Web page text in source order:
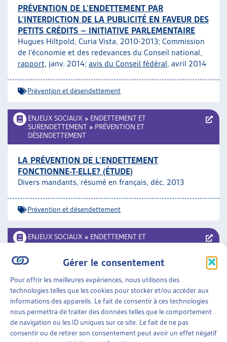
Gérer le consentement
Pour offrir les meilleures expériences, nous utilisons des
technologies telles que les cookies pour stocker et/ou accéder aux
informations des appareils. Le fait de consentir à ces technologies
nous permettra de traiter des données telles que le comportement
de navigation ou les ID uniques sur ce site. Le fait de ne pas
consentir ou de retirer son consentement peut avoir un effet négatif
PRÉVENTION DE L’ENDETTEMENT PAR
L’INTERDICTION DE LA PUBLICITÉ EN FAVEUR DES
PETITS CRÉDITS – INITIATIVE PARLEMENTAIRE
Hugues Hiltpold, Curia Vista, 2010-2013; Commission
de l’économie et des redevances du Conseil national,
rapport, janv. 2014; avis du Conseil fédéral, avril 2014
Prévention et désendettement
ENJEUX SOCIAUX » ENDETTEMENT ET
SURENDETTEMENT » PRÉVENTION ET
DÉSENDETTEMENT
LA PRÉVENTION DE L’ENDETTEMENT
FONCTIONNE-T-ELLE? (ÉTUDE)
Divers mandants, résumé en français, déc. 2013
Prévention et désendettement
ENJEUX SOCIAUX » ENDETTEMENT ET
SURENDETTEMENT»PROGRAMMES DE LUTTE
PROGRAMME CANTONAL DE LUTTE CONTRE LE
SURENDETTEMENT
Canton de Genève, plateforme; présentationjanv.
2016;autres documents